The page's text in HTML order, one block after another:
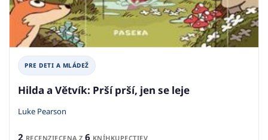
PRE DETI A MLÁDEŽ
Hilda a Větvík: Prší prší, jen se leje
Luke Pearson
2 RECENZIECENA Z 6 KNÍHKUPECTIEV